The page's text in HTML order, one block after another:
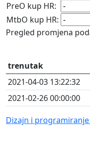
PreO kup HR:
MtbO kup HR:
Pregled promjena
trenutak
2021-04-03 13:22:32
2021-02-26 00:00:00
Dizajn i